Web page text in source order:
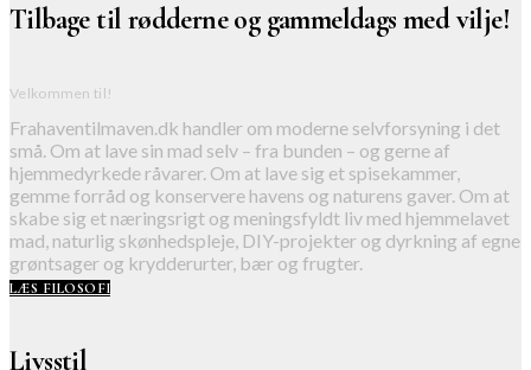
Tilbage til rødderne og gammeldags med vilje!
Velkommen til!
Frahaventilmaven.dk handler om moderne selvforsyning i det
små. Om at lave sin mad selv – fra bunden – og gerne af
hjemmedyrkede råvarer. Om at lave sig et spisekammer,
gemme forråd og konservere havens og naturens gaver. Om at
skabe sig et næringsrigt og meningsfyldt liv med hjemmelavet
mad, naturlig skønhedspleje, DIY-projekter og dyrkning af egne
grøntsager og krydderurter, bær og frugter.
LÆS FILOSOFI
Livsstil